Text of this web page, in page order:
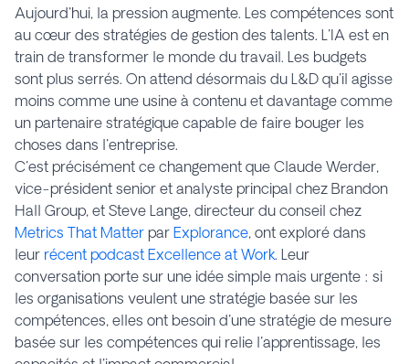
Aujourd'hui, la pression augmente. Les compétences sont
au cœur des stratégies de gestion des talents. L'IA est en
train de transformer le monde du travail. Les budgets
sont plus serrés. On attend désormais du L&D qu'il agisse
moins comme une usine à contenu et davantage comme
un partenaire stratégique capable de faire bouger les
choses dans l'entreprise.
C'est précisément ce changement que Claude Werder,
vice-président senior et analyste principal chez Brandon
Hall Group, et Steve Lange, directeur du conseil chez
Metrics That Matter par Explorance , ont exploré dans
leur récent podcast Excellence at Work . Leur
conversation porte sur une idée simple mais urgente : si
les organisations veulent une stratégie basée sur les
compétences, elles ont besoin d'une stratégie de mesure
basée sur les compétences qui relie l'apprentissage, les